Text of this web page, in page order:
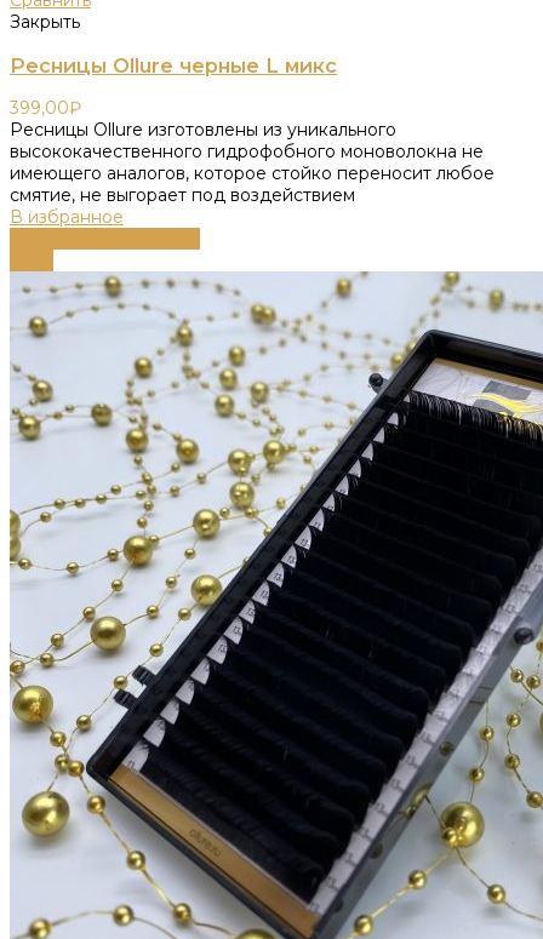
Закрыть
Ресницы Ollure черные L микс
399,00₽
Ресницы Ollure изготовлены из уникального
высококачественного гидрофобного моноволокна не
имеющего аналогов, которое стойко переносит любое
смятие, не выгорает под воздействием
В избранное